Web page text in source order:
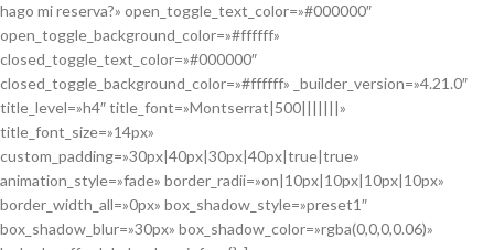
hago mi reserva?» open_toggle_text_color=»#000000″
open_toggle_background_color=»#ffffff»
closed_toggle_text_color=»#000000″
closed_toggle_background_color=»#ffffff» _builder_version=»4.21.0″
title_level=»h4″ title_font=»Montserrat|500|||||||»
title_font_size=»14px»
custom_padding=»30px|40px|30px|40px|true|true»
animation_style=»fade» border_radii=»on|10px|10px|10px|10px»
border_width_all=»0px» box_shadow_style=»preset1″
box_shadow_blur=»30px» box_shadow_color=»rgba(0,0,0,0.06)»